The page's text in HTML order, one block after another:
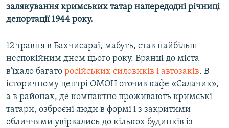
залякування кримських татар напередодні річниці
депортації 1944 року.
12 травня в Бахчисараї, мабуть, став найбільш
неспокійним днем цього року. Вранці до міста
в'їхало багато російських силовиків і автозаків. В
історичному центрі ОМОН оточив кафе «Салачик»,
а в районах, де компактно проживають кримські
татари, озброєні люди в формі і з закритими
обличчями увірвались до кількох будинків із